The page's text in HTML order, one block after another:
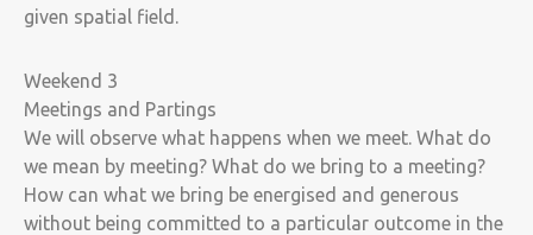
given spatial field.
Weekend 3
Meetings and Partings
We will observe what happens when we meet. What do
we mean by meeting? What do we bring to a meeting?
How can what we bring be energised and generous
without being committed to a particular outcome in the